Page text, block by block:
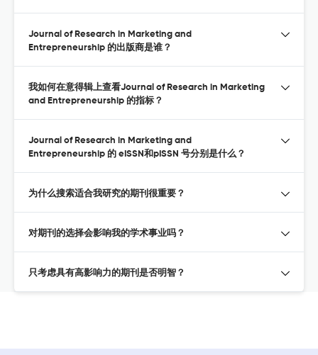
Journal of Research in Marketing and
Entrepreneurship 的出版商是谁？
我如何在意得辑上查看Journal of Research in Marketing
and Entrepreneurship 的指标？
Journal of Research in Marketing and
Entrepreneurship 的 eISSN和pISSN 号分别是什么？
为什么搜索适合我研究的期刊很重要？
对期刊的选择会影响我的学术事业吗？
只考虑具有高影响力的期刊是否明智？